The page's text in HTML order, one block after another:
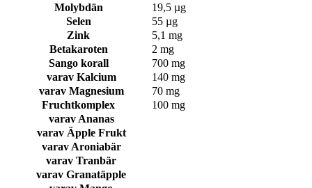
Molybdän
19,5 µg
Selen
55 µg
Zink
5,1 mg
Betakaroten
2 mg
Sango korall
700 mg
varav Kalcium
140 mg
varav Magnesium
70 mg
Fruchtkomplex
100 mg
varav Ananas
varav Äpple Frukt
varav Aroniabär
varav Tranbär
varav Granatäpple